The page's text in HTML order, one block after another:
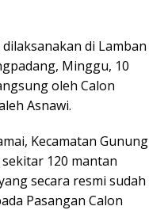
di Lamban
Minggu, 10
oleh Calon
Asnawi.
Kecamatan Gunung
120 mantan
secara resmi sudah
Pasangan Calon